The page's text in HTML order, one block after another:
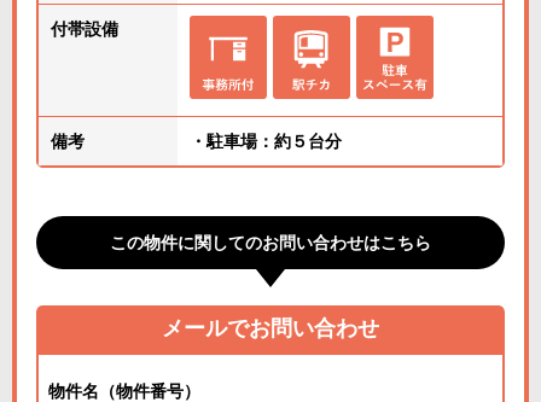
付帯設備
備考 ・駐車場：約５台分
この物件に関してのお問い合わせはこちら
メールでお問い合わせ
物件名（物件番号）